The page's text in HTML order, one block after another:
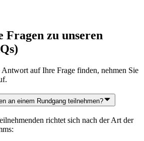
Fragen zu unseren
auf Ihre Frage finden, nehmen Sie
an einem Rundgang teilnehmen?
richtet sich nach der Art der